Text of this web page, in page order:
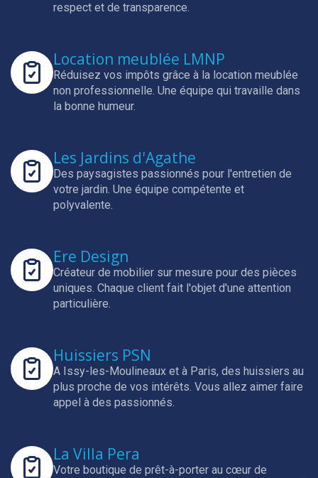
respect et de transparence.
Location meublée LMNP
Réduisez vos impôts grâce à la location meublée
non professionnelle. Une équipe qui travaille dans
la bonne humeur.
Les Jardins d'Agathe
Des paysagistes passionnés pour l'entretien de
votre jardin. Une équipe compétente et
polyvalente.
Ere Design
Créateur de mobilier sur mesure pour des pièces
uniques. Chaque client fait l'objet d'une attention
particulière.
Huissiers PSN
A Issy-les-Moulineaux et à Paris, des huissiers au
plus proche de vos intérêts. Vous allez aimer faire
appel à des passionnés.
La Villa Pera
Votre boutique de prêt-à-porter au cœur de